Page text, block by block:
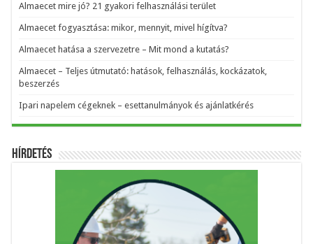
Almaecet mire jó? 21 gyakori felhasználási terület
Almaecet fogyasztása: mikor, mennyit, mivel hígítva?
Almaecet hatása a szervezetre – Mit mond a kutatás?
Almaecet – Teljes útmutató: hatások, felhasználás, kockázatok,
beszerzés
Ipari napelem cégeknek – esettanulmányok és ajánlatkérés
Hírdetés